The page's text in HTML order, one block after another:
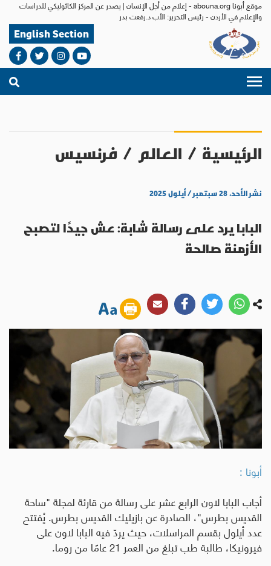
موقع أبونا abouna.org - إعلام من أجل الإنسان | يصدر عن المركز الكاثوليكي للدراسات
والإعلام في الأردن - رئيس التحرير: الأب د.رفعت بدر
English Section
الرئيسية / العالم / فرنسيس
نشر الأحد، ٢٨ سبتمبر / أيلول ٢٠٢٥
البابا يرد على رسالة شابة: عش جيدًا لتصبح
الأزمنة صالحة
أبونا :
أجاب البابا لاون الرابع عشر على رسالة من قارئة لمجلة "ساحة
القديس بطرس"، الصادرة عن بازيليك القديس بطرس.يُفتتح
عدد أيلول بقسم المراسلات، حيث يردّ فيه البابا لاون على
فيرونيكا، طالبة طب تبلغ من العمر 21 عامًا من روما
.